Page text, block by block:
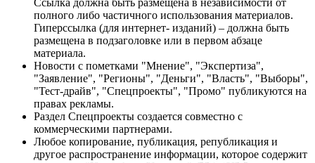
полного либо частичного использования материалов.
Гиперссылка (для интернет- изданий) – должна быть
размещена в подзаголовке или в первом абзаце
материала.
Новости с пометками "Мнение", "Экспертиза",
"Заявление", "Регионы", "Деньги", "Власть", "Выборы",
"Тест-драйв", "Спецпроекты", "Промо" публикуются на
правах рекламы.
Раздел Спецпроекты создается совместно с
коммерческими партнерами.
Любое копирование, публикация, републикация и
другое распространение информации, которое содержит